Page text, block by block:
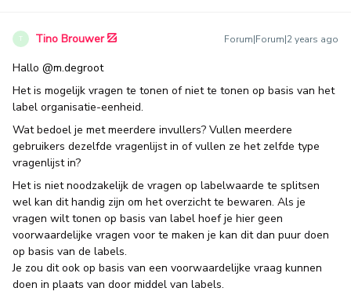
T Tino Brouwer Forum|Forum|2 years ago
Hallo @m.degroot
Het is mogelijk vragen te tonen of niet te tonen op basis van het
label organisatie-eenheid.
Wat bedoel je met meerdere invullers? Vullen meerdere
gebruikers dezelfde vragenlijst in of vullen ze het zelfde type
vragenlijst in?
Het is niet noodzakelijk de vragen op labelwaarde te splitsen
wel kan dit handig zijn om het overzicht te bewaren. Als je
vragen wilt tonen op basis van label hoef je hier geen
voorwaardelijke vragen voor te maken je kan dit dan puur doen
op basis van de labels.
Je zou dit ook op basis van een voorwaardelijke vraag kunnen
doen in plaats van door middel van labels.